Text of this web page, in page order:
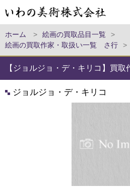
ホーム > 絵画の買取品目一覧
>
絵画の買取作家・取扱い一覧 さ行
>
【ジョルジョ・デ・キリコ】買
ジョルジョ・デ・キリコ